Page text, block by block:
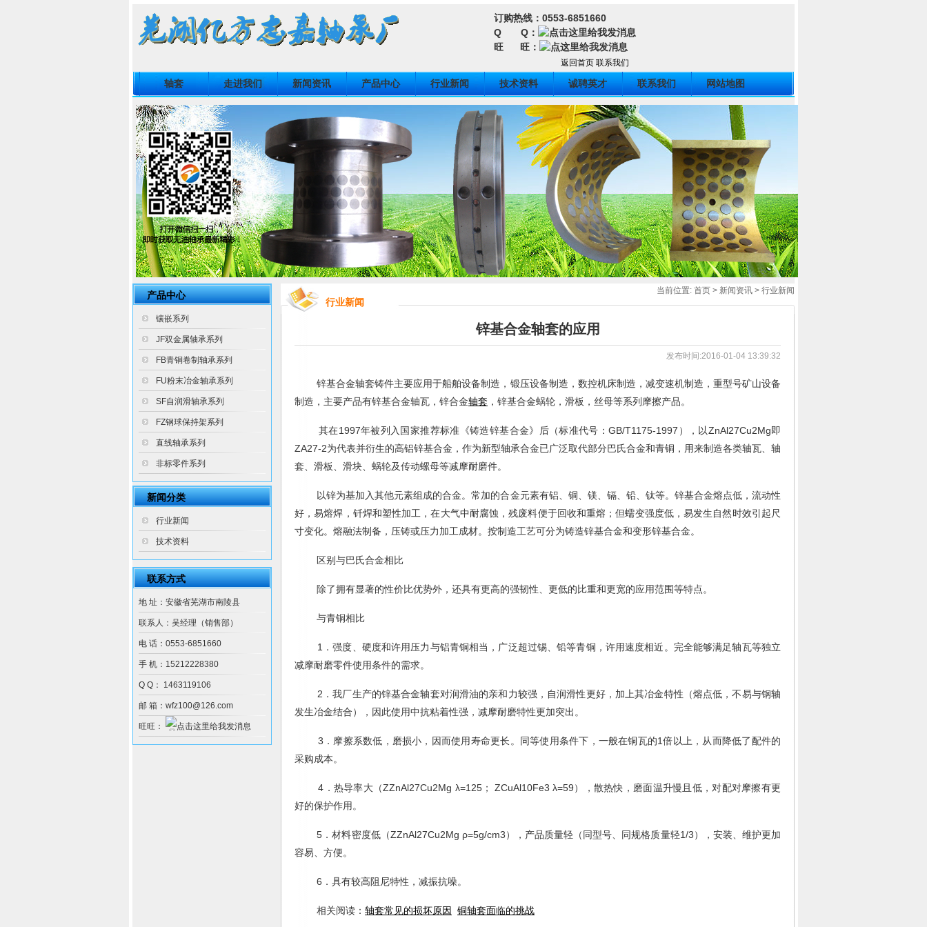
订购热线：0553-6851660
Q Q：
旺 旺：
返回首页 联系我们
轴套 走进我们 新闻资讯 产品中心 行业新闻 技术资料 诚聘英才 联系我们 网站地图
产品中心
镶嵌系列
JF双金属轴承系列
FB青铜卷制轴承系列
FU粉末冶金轴承系列
SF自润滑轴承系列
FZ钢球保持架系列
直线轴承系列
非标零件系列
新闻分类
行业新闻
技术资料
联系方式
地 址：安徽省芜湖市南陵县
联系人：吴经理（销售部）
电 话：0553-6851660
手 机：15212228380
Q Q： 1463119106
邮 箱：wfz100@126.com
旺旺：
当前位置: 首页 > 新闻资讯 > 行业新闻
行业新闻
锌基合金轴套的应用
发布时间:2016-01-04 13:39:32
锌基合金轴套铸件主要应用于船舶设备制造，锻压设备制造，数控机床制造，减变速机制造，重型号矿山设备
制造，主要产品有锌基合金轴瓦，锌合金轴套 ，锌基合金蜗轮，滑板，丝母等系列摩擦产品。
其在1997年被列入国家推荐标准《铸造锌基合金》后（标准代号：GB/T1175-1997），以ZnAl27Cu2Mg即
ZA27-2为代表并衍生的高铝锌基合金，作为新型轴承合金已广泛取代部分巴氏合金和青铜，用来制造各类轴瓦、轴
套、滑板、滑块、蜗轮及传动螺母等减摩耐磨件。
以锌为基加入其他元素组成的合金。常加的合金元素有铝、铜、镁、镉、铅、钛等。锌基合金熔点低，流动性
好，易熔焊，钎焊和塑性加工，在大气中耐腐蚀，残废料便于回收和重熔；但蠕变强度低，易发生自然时效引起尺
寸变化。熔融法制备，压铸或压力加工成材。按制造工艺可分为铸造锌基合金和变形锌基合金。
区别与巴氏合金相比
除了拥有显著的性价比优势外，还具有更高的强韧性、更低的比重和更宽的应用范围等特点。
与青铜相比
1．强度、硬度和许用压力与铝青铜相当，广泛超过锡、铅等青铜，许用速度相近。完全能够满足轴瓦等独立
减摩耐磨零件使用条件的需求。
2．我厂生产的锌基合金轴套对润滑油的亲和力较强，自润滑性更好，加上其冶金特性（熔点低，不易与钢轴
发生冶金结合），因此使用中抗粘着性强，减摩耐磨特性更加突出。
3．摩擦系数低，磨损小，因而使用寿命更长。同等使用条件下，一般在铜瓦的1倍以上，从而降低了配件的
采购成本。
4．热导率大（ZZnAl27Cu2Mg λ=125； ZCuAl10Fe3 λ=59），散热快，磨面温升慢且低，对配对摩擦有更
好的保护作用。
5．材料密度低（ZZnAl27Cu2Mg ρ=5g/cm3），产品质量轻（同型号、同规格质量轻1/3），安装、维护更加
容易、方便。
6．具有较高阻尼特性，减振抗噪。
相关阅读： 轴套常见的损坏原因 铜轴套面临的挑战